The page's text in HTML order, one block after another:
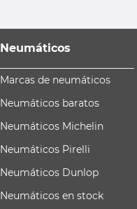
Neumáticos
Marcas de neumáticos
Neumáticos baratos
Neumáticos Michelin
Neumáticos Pirelli
Neumáticos Dunlop
Neumáticos en stock